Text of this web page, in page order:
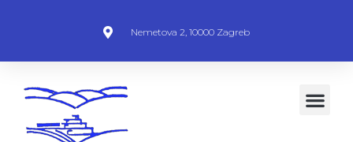
Nemetova 2, 10000 Zagreb